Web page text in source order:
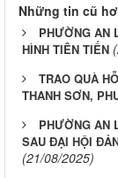
Những tin cũ
PHƯỜNG AN
HÌNH TIÊN TIẾN
TRAO QUÀ
THANH SƠN,
PHƯỜNG AN
SAU ĐẠI HỘI
(21/08/2025)